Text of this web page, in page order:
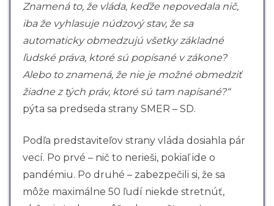
Znamená to, že vláda, keďže nepovedala nič,
iba že vyhlasuje núdzový stav, že sa
automaticky obmedzujú všetky základné
ľudské práva, ktoré sú popísané v zákone?
Alebo to znamená, že nie je možné obmedziť
žiadne z tých práv, ktoré sú tam napísané?“
pýta sa predseda strany SMER – SD.
Podľa predstaviteľov strany vláda dosiahla pár
vecí. Po prvé – nič to nerieši, pokiaľ ide o
pandémiu. Po druhé – zabezpečili si, že sa
môže maximálne 50 ľudí niekde stretnúť,